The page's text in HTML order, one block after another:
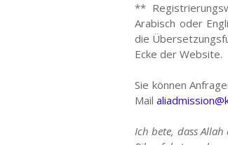
**
Arabisch oder
die
Ecke der Website.
Sie können
Mail
Ich bete, dass